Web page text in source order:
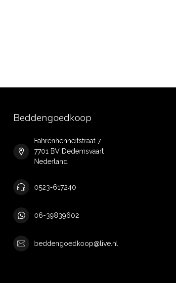
Beddengoedkoop
Fahrenhenheitstraat 7
7701 BV Dedemsvaart
Nederland
0523-617240
06-39839602
beddengoedkoop@live.nl